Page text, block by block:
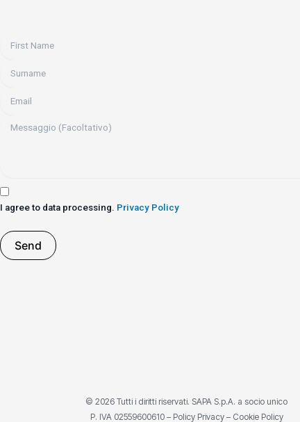
I agree to data processing. Privacy Policy
Send
© 2026 Tutti i diritti riservati. SAPA S.p.A. a socio unico
P. IVA 02559600610 – Policy Privacy– Cookie Policy